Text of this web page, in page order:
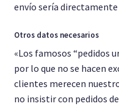
envío sería
Otros datos necesarios
«Los famosos “pedidos
por lo que no se hacen
clientes merecen
no insistir con pedidos